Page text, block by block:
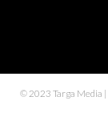
© 2023 Targa Media |